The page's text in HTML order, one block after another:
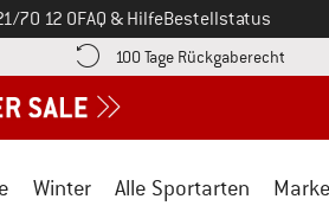
an unter
70 12 0FAQ & HilfeBestellstatus
Öffnet sich in einer Infobox
100 Tage Rückgaberecht
Winter Alle Sportarten